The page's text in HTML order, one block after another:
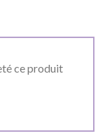
ce produit